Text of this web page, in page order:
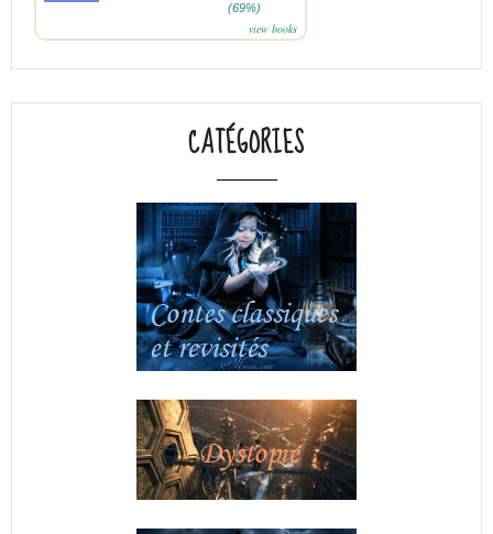
(69%)
view books
CATÉGORIES